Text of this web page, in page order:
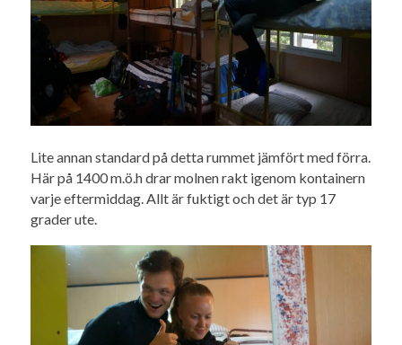
Lite annan standard på detta rummet jämfört med förra.
Här på 1400 m.ö.h drar molnen rakt igenom kontainern
varje eftermiddag. Allt är fuktigt och det är typ 17
grader ute.